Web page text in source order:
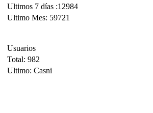
Ultimos 7 días :12984
Ultimo Mes: 59721
Usuarios
Total: 982
Ultimo: Casni